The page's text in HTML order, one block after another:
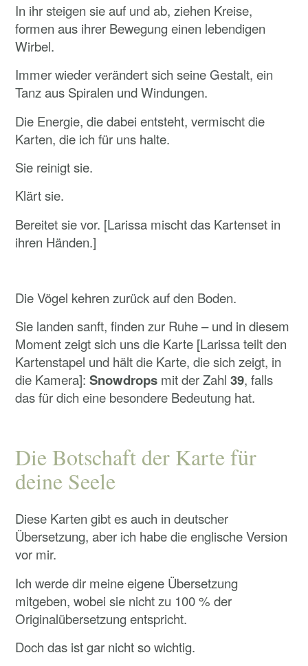
In ihr steigen sie auf und ab, ziehen Kreise,
formen aus ihrer Bewegung einen lebendigen
Wirbel.
Immer wieder verändert sich seine Gestalt, ein
Tanz aus Spiralen und Windungen.
Die Energie, die dabei entsteht, vermischt die
Karten, die ich für uns halte.
Sie reinigt sie.
Klärt sie.
Bereitet sie vor. [Larissa mischt das Kartenset in
ihren Händen.]
Die Vögel kehren zurück auf den Boden.
Sie landen sanft, finden zur Ruhe – und in diesem
Moment zeigt sich uns die Karte [Larissa teilt den
Kartenstapel und hält die Karte, die sich zeigt, in
die Kamera]: Snowdrops mit der Zahl 39, falls
das für dich eine besondere Bedeutung hat.
Die Botschaft der Karte für
deine Seele
Diese Karten gibt es auch in deutscher
Übersetzung, aber ich habe die englische Version
vor mir.
Ich werde dir meine eigene Übersetzung
mitgeben, wobei sie nicht zu 100 % der
Originalübersetzung entspricht.
Doch das ist gar nicht so wichtig.